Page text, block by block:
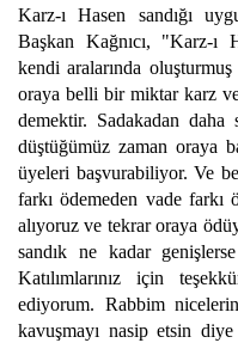
Karz-ı Hasen sandığı
Başkan Kağnıcı, "Karz-ı
kendi aralarında
oraya belli bir miktar karz
demektir. Sadakadan
düştüğümüz zaman oraya
üyeleri başvurabiliyor. Ve
farkı ödemeden vade farkı
alıyoruz ve tekrar oraya
sandık ne kadar
Katılımlarınız için
ediyorum. Rabbim
kavuşmayı nasip etsin